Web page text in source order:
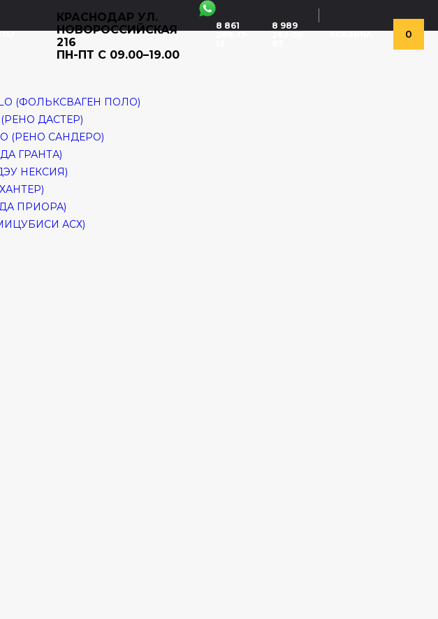
КРАСНОДАР УЛ.
НОВОРОССИЙСКАЯ
216
ПН-ПТ С 09.00–19.00
8 861
298-17-
8 989
262-55-
0
(ФОЛЬКСВАГЕН ПОЛО)
ДАСТЕР)
(РЕНО САНДЕРО)
ГРАНТА)
НЕКСИЯ)
ПРИОРА)
АСХ)